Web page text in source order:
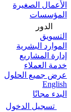
الأعمال الصغيرة
المؤسسات
الدور
التسويق
الموارد البشرية
إدارة المشاريع
خدمة العملاء
عرض جميع الحلول
English
البدء مجانًا
تسجيل الدخول